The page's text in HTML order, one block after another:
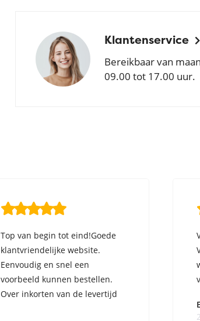
Klantenservice
Bereikbaar van
09.00 tot 17.00 uur.
Top van begin tot eind!Goede
klantvriendelijke website.
Eenvoudig en snel een
voorbeeld kunnen bestellen.
Over inkorten van de levertijd